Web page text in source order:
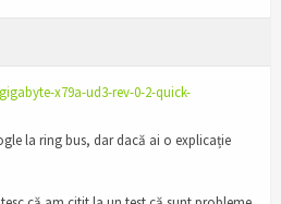
x79a-ud3-rev-0-2-quick-
la ring bus, dar dacă ai o explicație